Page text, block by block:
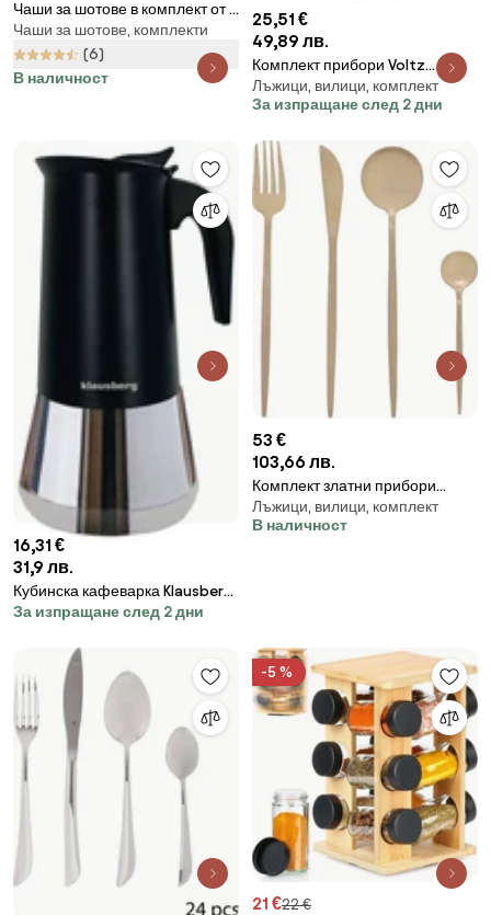
Чаши за шотове в комплект от 6
бр. 50 ml – Lyngby Glas
Чаши за шотове, комплекти
(6)
В наличност
25,51 €
49,89 лв.
Комплект прибори Voltz
V51512A24, 24 части, Сребрист
Лъжици, вилици, комплект
За изпращане след 2 дни
16,31 €
31,9 лв.
Кубинска кафеварка Klausberg
KB 7847, 12 чаши, 600 мл,
Индукция, Черен/Инокс
За изпращане след 2 дни
53 €
103,66 лв.
Комплект златни прибори
Secret de Gourmet Ida, Инокс,
24 части
Лъжици, вилици, комплект
В наличност
-5 %
21 €22 €